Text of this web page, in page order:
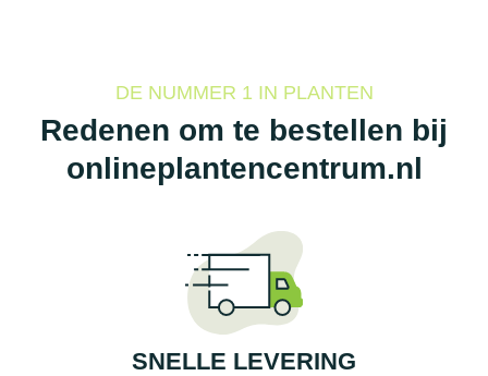
DE NUMMER 1 IN PLANTEN
Redenen om te bestellen bij
onlineplantencentrum.nl
SNELLE LEVERING